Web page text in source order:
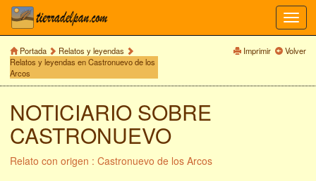
Portada
Relatos y leyendas
Relatos y leyendas en Castronuevo de los
Arcos
Imprimir Volver
NOTICIARIO SOBRE
CASTRONUEVO
Relato con origen : Castronuevo de los Arcos